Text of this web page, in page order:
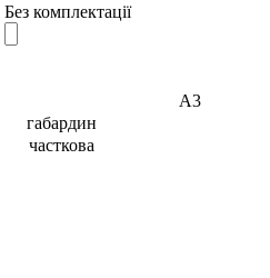
Без комплектації
А3
габардин
часткова